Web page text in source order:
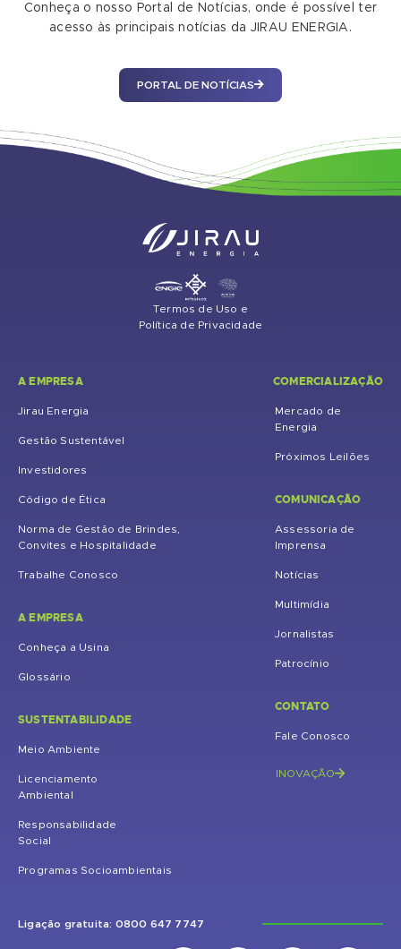
Conheça o nosso Portal de Notícias, onde é possível ter
acesso às principais notícias da JIRAU ENERGIA.
PORTAL DE NOTÍCIAS
Termos de Uso e
Política de Privacidade
A EMPRESA
Jirau Energia
Gestão Sustentável
Investidores
Código de Ética
Norma de Gestão de Brindes,
Convites e Hospitalidade
Trabalhe Conosco
A EMPRESA
Conheça a Usina
Glossário
SUSTENTABILIDADE
Meio Ambiente
Licenciamento
Ambiental
Responsabilidade
Social
Programas Socioambientais
COMERCIALIZAÇÃO
Mercado de
Energia
Próximos Leilões
COMUNICAÇÃO
Assessoria de
Imprensa
Notícias
Multimídia
Jornalistas
Patrocínio
CONTATO
Fale Conosco
INOVAÇÃO
Ligação gratuita: 0800 647 7747